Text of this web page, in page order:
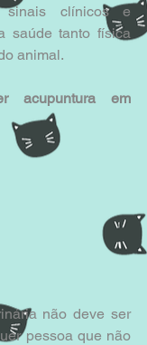
sinais clínicos e
saúde tanto física
animal.
acupuntura em
não deve ser
pessoa que não